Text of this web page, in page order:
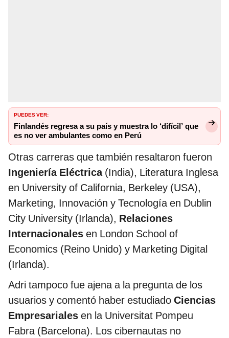
PUEDES VER:
Finlandés regresa a su país y muestra lo ‘difícil’ que
es no ver ambulantes como en Perú
Otras carreras que también resaltaron fueron
Ingeniería Eléctrica (India), Literatura Inglesa
en University of California, Berkeley (USA),
Marketing, Innovación y Tecnología en Dublin
City University (Irlanda), Relaciones
Internacionales en London School of
Economics (Reino Unido) y Marketing Digital
(Irlanda).
Adri tampoco fue ajena a la pregunta de los
usuarios y comentó haber estudiado Ciencias
Empresariales en la Universitat Pompeu
Fabra (Barcelona). Los cibernautas no